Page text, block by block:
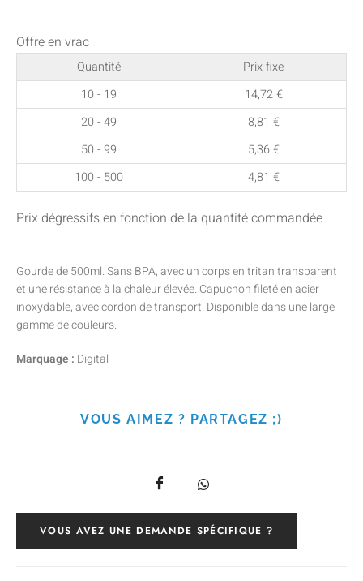
Offre en vrac
Quantité
Prix fixe
10 - 19
14,72€
20 - 49
8,81 €
50 - 99
5,36€
100 - 500
4,81 €
Prix dégressifs en fonction de la quantité commandée
Gourde de 500ml. Sans BPA, avec un corps en tritan transparent
et une résistance à la chaleur élevée. Capuchon fileté en acier
inoxydable, avec cordon de transport. Disponible dans une large
gamme de couleurs.
Marquage : Digital
VOUS AIMEZ ? PARTAGEZ ;)
VOUS AVEZ UNE DEMANDE SPÉCIFIQUE ?